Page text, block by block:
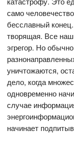
само
бесславный
творящая. Все
эгрегор. Но
уничтожаются,
дело, когда
одновременно
случае
начинает